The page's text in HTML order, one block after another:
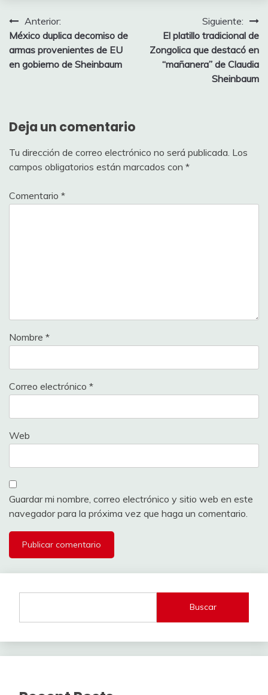
Navegación
de
entradas
Anterior:
México duplica decomiso de
armas provenientes de EU
en gobierno de Sheinbaum
Siguiente:
El platillo tradicional de
Zongolica que destacó en
“mañanera” de Claudia
Sheinbaum
Deja un comentario
Tu dirección de correo electrónico no será publicada. Los
campos obligatorios están marcados con *
Comentario *
Nombre *
Correo electrónico *
Web
Guardar mi nombre, correo electrónico y sitio web en este
navegador para la próxima vez que haga un comentario.
Buscar